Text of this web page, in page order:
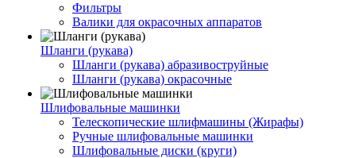
Фильтры
Валики для окрасочных аппаратов
Шланги (рукава)
Шланги (рукава) абразивоструйные
Шланги (рукава) окрасочные
Шлифовальные машинки
Телескопические шлифмашины (Жирафы)
Ручные шлифовальные машинки
Шлифовальные диски (круги)